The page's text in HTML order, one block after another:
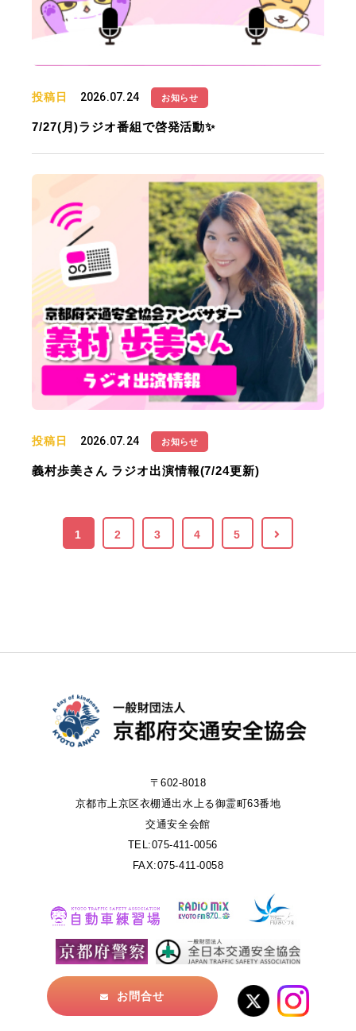
投稿日 2026.07.24 お知らせ
7/27(月)ラジオ番組で啓発活動✨
投稿日 2026.07.24 お知らせ
義村歩美さん ラジオ出演情報(7/24更新)
1 2 3 4 5
〒602-8018
京都市上京区衣棚通出水上る御霊町63番地
交通安全会館
TEL:075-411-0056
FAX:075-411-0058
お問合せ